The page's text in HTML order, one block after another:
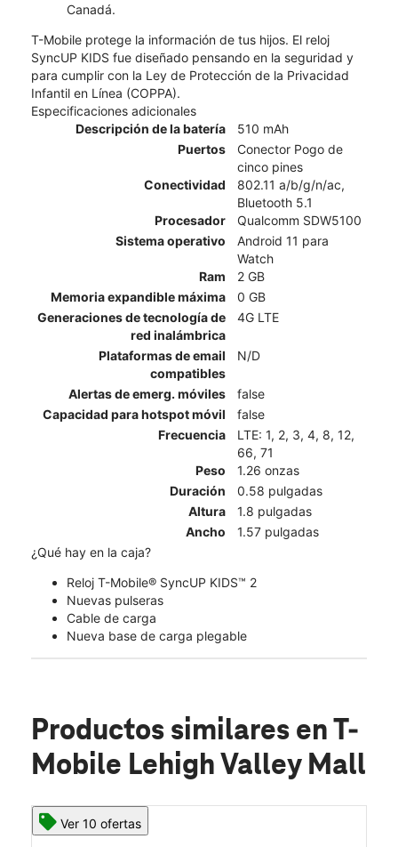
Canadá.
T-Mobile protege la información de tus hijos. El reloj
SyncUP KIDS fue diseñado pensando en la seguridad y
para cumplir con la Ley de Protección de la Privacidad
Infantil en Línea (COPPA).
Especificaciones adicionales
Descripción de la batería
510 mAh
Puertos
Conector Pogo de
cinco pines
Conectividad
802.11 a/b/g/n/ac,
Bluetooth 5.1
Procesador
Qualcomm SDW5100
Sistema operativo
Android 11 para
Watch
Ram
2 GB
Memoria expandible máxima
0 GB
Generaciones de tecnología de
red inalámbrica
4G LTE
Plataformas de email
compatibles
N/D
Alertas de emerg. móviles
false
Capacidad para hotspot móvil
false
Frecuencia
LTE: 1, 2, 3, 4, 8, 12,
66, 71
Peso
1.26 onzas
Duración
0.58 pulgadas
Altura
1.8 pulgadas
Ancho
1.57 pulgadas
¿Qué hay en la caja?
Reloj T-Mobile® SyncUP KIDS™ 2
Nuevas pulseras
Cable de carga
Nueva base de carga plegable
Productos similares en T-
Mobile Lehigh Valley Mall
Ver 10 ofertas